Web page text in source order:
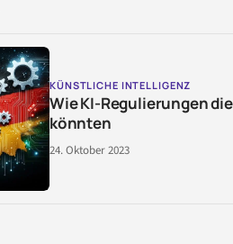
KÜNSTLICHE INTELLIGENZ
Wie KI-Regulierungen
könnten
24. Oktober 2023